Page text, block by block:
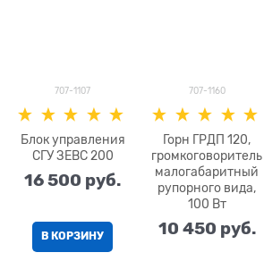
707-1107
Блок управления
СГУ ЗЕВС 200
16 500 руб.
В КОРЗИНУ
707-1160
Горн ГРДП 120,
громкоговоритель
малогабаритный
рупорного вида,
100 Вт
10 450 руб.